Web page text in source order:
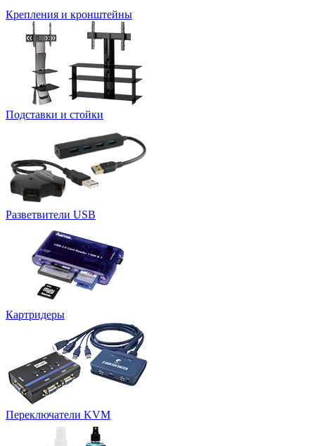
Крепления и кронштейны
Подставки и стойки
Разветвители USB
Картридеры
Переключатели KVM